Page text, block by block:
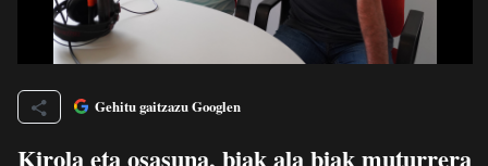
Gehitu gaitzazu Googlen
Kirola eta osasuna, biak ala biak muturrera